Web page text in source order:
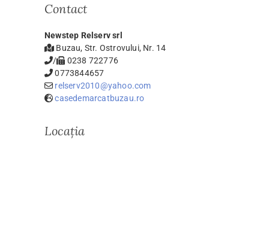
Contact
Newstep Relserv srl
Buzau, Str. Ostrovului, Nr. 14
/
0238 722776
0773844657
relserv2010@yahoo.com
casedemarcatbuzau.ro
Locația